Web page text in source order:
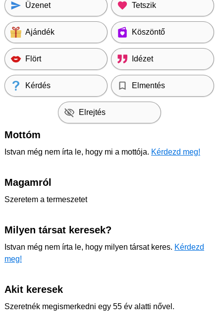
Üzenet Tetszik
Ajándék Köszöntő
Flört Idézet
Kérdés Elmentés
Elrejtés
Mottóm
Istvan még nem írta le, hogy mi a mottója. Kérdezd meg!
Magamról
Szeretem a termeszetet
Milyen társat keresek?
Istvan még nem írta le, hogy milyen társat keres. Kérdezd
meg!
Akit keresek
Szeretnék megismerkedni egy 55 év alatti nővel.